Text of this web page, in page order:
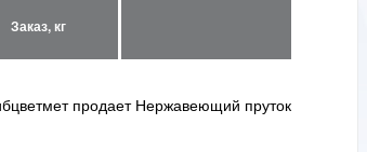
Заказ, кг
продает Нержавеющий пруток